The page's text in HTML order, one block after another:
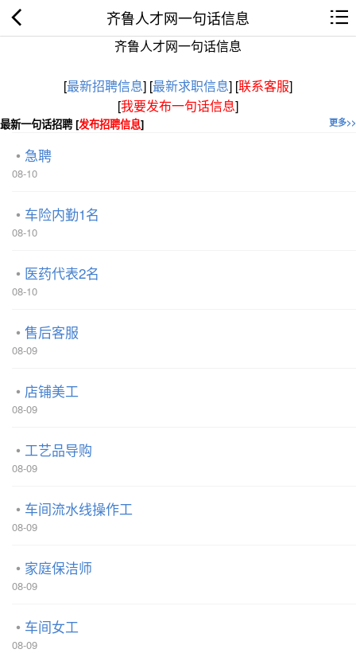
齐鲁人才网一句话信息
齐鲁人才网一句话信息
[最新招聘信息] [最新求职信息] [联系客服]
[我要发布一句话信息]
更多>>
最新一句话招聘 [发布招聘信息]
急聘
08-10
车险内勤1名
08-10
医药代表2名
08-10
售后客服
08-09
店铺美工
08-09
工艺品导购
08-09
车间流水线操作工
08-09
家庭保洁师
08-09
车间女工
08-09